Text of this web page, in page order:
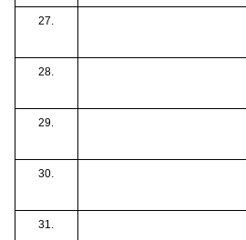
27.
28.
29.
30.
31.